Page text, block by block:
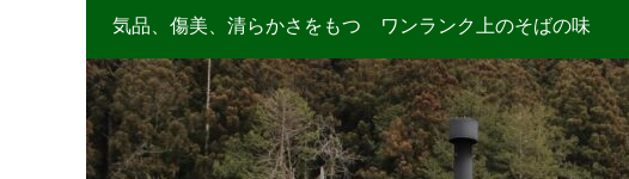
気品、傷美、清らかさをもつ ワンランク上のそばの味